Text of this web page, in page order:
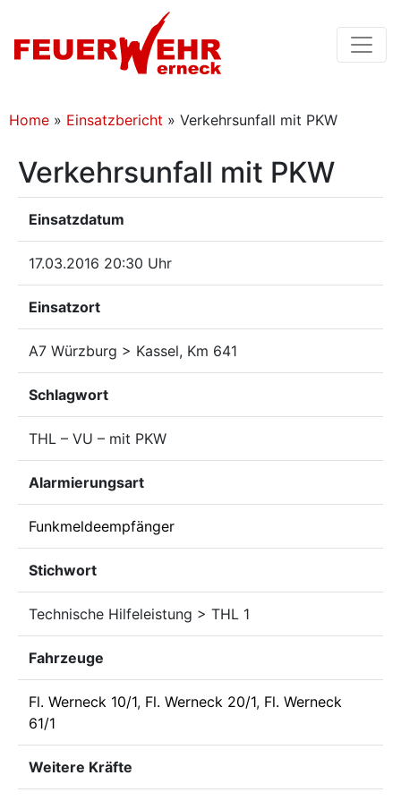
Home » Einsatzbericht » Verkehrsunfall mit PKW
Verkehrsunfall mit PKW
Einsatzdatum
17.03.2016 20:30 Uhr
Einsatzort
A7 Würzburg > Kassel, Km 641
Schlagwort
THL – VU – mit PKW
Alarmierungsart
Funkmeldeempfänger
Stichwort
Technische Hilfeleistung > THL 1
Fahrzeuge
Fl. Werneck 10/1, Fl. Werneck 20/1, Fl. Werneck
61/1
Weitere Kräfte